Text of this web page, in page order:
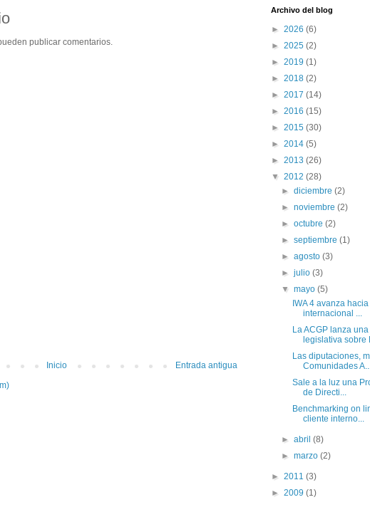
publicar comentarios.
Entrada antigua
Inicio
Archivo del blog
► 2026 (6)
► 2025 (2)
► 2019 (1)
► 2018 (2)
► 2017 (14)
► 2016 (15)
► 2015 (30)
► 2014 (5)
► 2013 (26)
▼ 2012 (28)
►diciembre(2)
►noviembre(2)
►octubre(2)
►septiembre(1)
►agosto(3)
►julio(3)
▼mayo(5)
IWA 4 avanza
internacional ...
La ACGP lanza
legislativa sobre
Las diputaciones,
Comunidades
Sale a la luz una
de Directi...
Benchmarking on
cliente interno...
►abril(8)
►marzo(2)
► 2011 (3)
► 2009 (1)